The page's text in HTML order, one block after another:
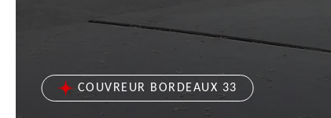
COUVREUR BORDEAUX 33